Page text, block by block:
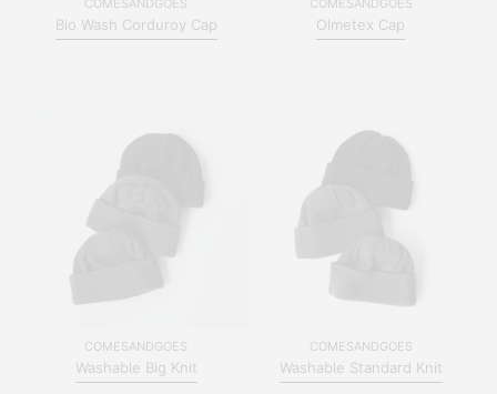
Bio Wash Corduroy Cap Olmetex Cap
COMESANDGOES
Washable Big Knit
COMESANDGOES
Washable Standard Knit